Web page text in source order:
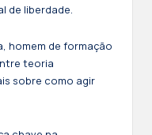
de liberdade.
homem de formação
teoria
sobre como agir